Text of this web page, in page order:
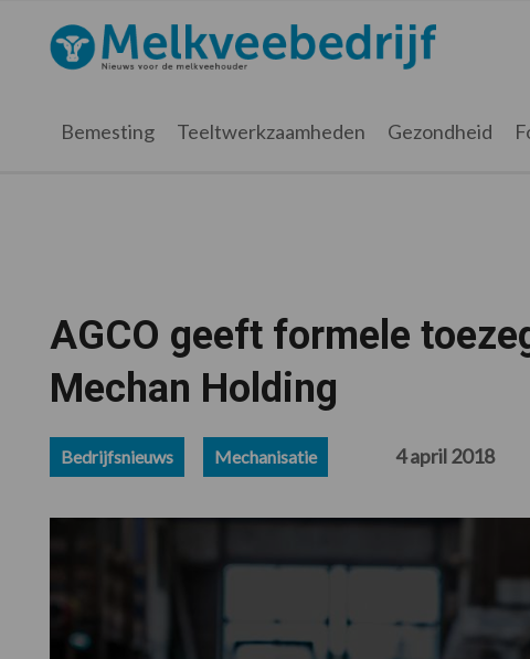
hoofdnavigatie
hoofd
eerste
voettekst
Melkveebedrijf.nl
Bemesting Teeltwerkzaamheden Gezondheid
AGCO geeft formele
Mechan Holding
Bedrijfsnieuws Mechanisatie 4 april 2018